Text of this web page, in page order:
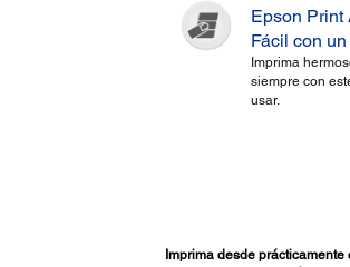
Epson Print
Fácil con
Imprima
siempre con
usar.
Imprima desde